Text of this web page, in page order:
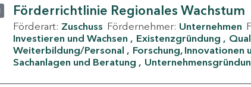
Förderrichtlinie Regionales Wachstum
Förderart: Zuschuss Fördernehmer: Unternehmen
Investieren und Wachsen
Existenzgründung
Weiterbildung/Personal
Forschung, Innovationen
Sachanlagen und Beratung